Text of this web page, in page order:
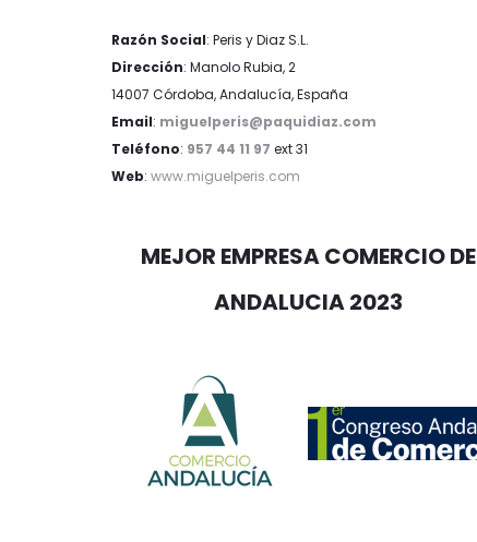
Razón Social: Peris y Diaz S.L.
Dirección: Manolo Rubia, 2
14007 Córdoba, Andalucía, España
Email: miguelperis@paquidiaz.com
Teléfono: 957 44 11 97 ext 31
Web: www.miguelperis.com
MEJOR EMPRESA COMERCIO DE
ANDALUCIA 2023